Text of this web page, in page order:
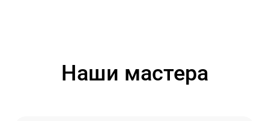
Наши мастера